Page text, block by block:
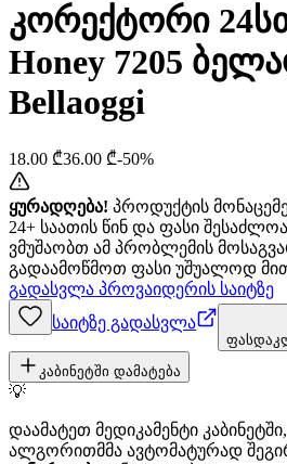
კორექტორი
Honey 7205
Bellaoggi
18.00 ₾36.00 ₾-50%
ყურადღება! პროდუქტის
24+ საათის წინ და ფასი
ვმუშაობთ ამ პრობლემის
გადაამოწმოთ ფასი უშუალოდ
გადასვლა პროვაიდერის საიტზე
საიტზე გადასვლა
კაბინეტში დამატება
💡
დაამატეთ მედიკამენტი
ალგორითმმა ავტომატურად